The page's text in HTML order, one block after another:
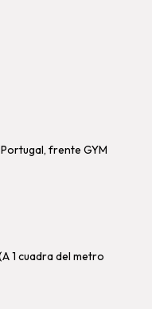
frente GYM
1 cuadra del metro